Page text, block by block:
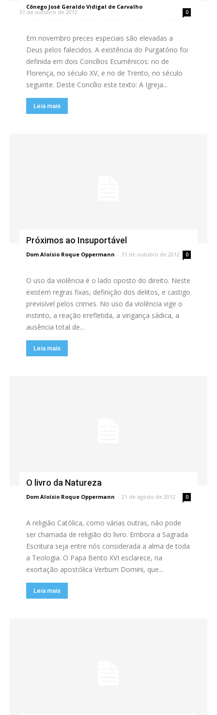
Cônego José Geraldo Vidigal de Carvalho -
31 de outubro de 2012 0
Em novembro preces especiais são elevadas a
Deus pelos falecidos. A existência do Purgatório foi
definida em dois Concílios Ecumênicos: no de
Florença, no século XV, e no de Trento, no século
seguinte. Deste Concílio este texto: A Igreja...
Leia mais
Próximos ao Insuportável
Dom Aloísio Roque Oppermann - 31 de outubro de 2012 0
O uso da violência é o lado oposto do direito. Neste
existem regras fixas, definição dos delitos, e castigo
previsível pelos crimes. No uso da violência vige o
instinto, a reação irrefletida, a vingança sádica, a
ausência total de...
Leia mais
O livro da Natureza
Dom Aloísio Roque Oppermann - 21 de agosto de 2012 0
A religião Católica, como várias outras, não pode
ser chamada de religião do livro. Embora a Sagrada
Escritura seja entre nós considerada a alma de toda
a Teologia. O Papa Bento XVI esclarece, na
exortação apostólica Verbum Domini, que...
Leia mais